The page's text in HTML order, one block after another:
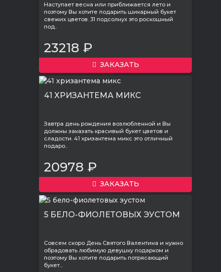
Наступает весна или приближается лето и
поэтому Вы хотите подарить шикарный букет
свежих цветов. 31 подсолнух это роскошный
под..
23218 ₽
ЗАКАЗАТЬ
41 ХРИЗАНТЕМА МИКС
Завтра день рождения возлюбленной и Вы
должны заказать красивый букет цветов и
сладости. 41 хризантема микс это отличный
подаро..
20978 ₽
ЗАКАЗАТЬ
5 БЕЛО-ФИОЛЕТОВЫХ ЭУСТОМ
Совсем скоро День Святого Валентина и нужно
обрадовать любимую девушку подарком и
поэтому Вы хотите подарить потрясающий
букет...